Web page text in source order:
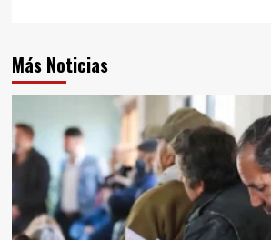
Más Noticias